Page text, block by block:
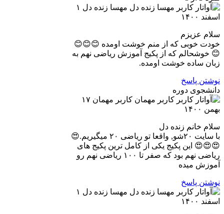
مهسا زنده دل ۱
اسفند ۱۴۰۰
سلام عزیزم
خودت خوبی که از منم خوشت اومده 😊😊😊
😊 خوشحالم که از پکیج آموزش ریاضی نهم به
زبان ساده خوشت اومده.
نوشتن پاسخ
دانشجوی دوره
کاربر مهمان ۱۷
بهمن ۱۴۰۰
سلام خانم زنده دل
با سایت ۲۰شو, واقعا تو ریاضی ۲۰ میگیریم.😍
😍😍😍 این پکیج یکی از کامل ترین پکیج های
ریاضی نهم بود که صفر تا ۱۰۰ ریاضی نهم رو
آموزش میده
نوشتن پاسخ
مهسا زنده دل ۱
اسفند ۱۴۰۰